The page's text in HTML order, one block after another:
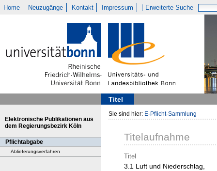
Home Neuzugänge Kontakt Impressum Erweiterte Suche
Titel
Elektronische Publikationen aus
dem Regierungsbezirk Köln
Pflichtabgabe
Ablieferungsverfahren
Sie sind hier: E-Pflicht-Sammlung
Titelaufnahme
Titel
3.1 Luft und Niederschlag,